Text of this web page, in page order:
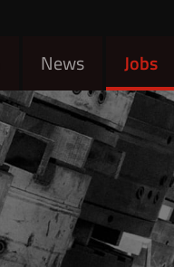
News Jobs